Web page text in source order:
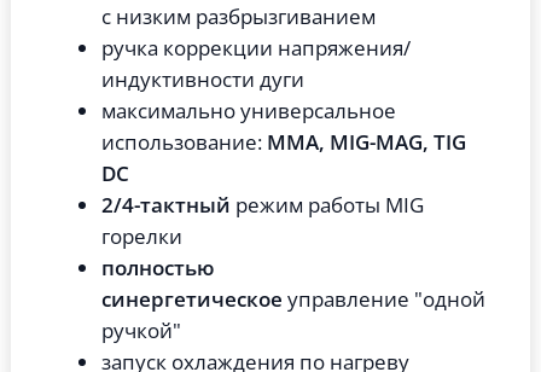
с низким разбрызгиванием
ручка коррекции напряжения/
индуктивности дуги
максимально универсальное
использование: MMA, MIG-MAG, TIG
DC
2/4-тактный режим работы MIG
горелки
полностью
синергетическое управление "одной
ручкой"
запуск охлаждения по нагреву